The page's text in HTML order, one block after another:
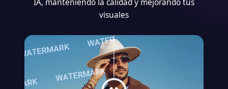
IA, manteniendo la calidad y mejorando tus
visuales